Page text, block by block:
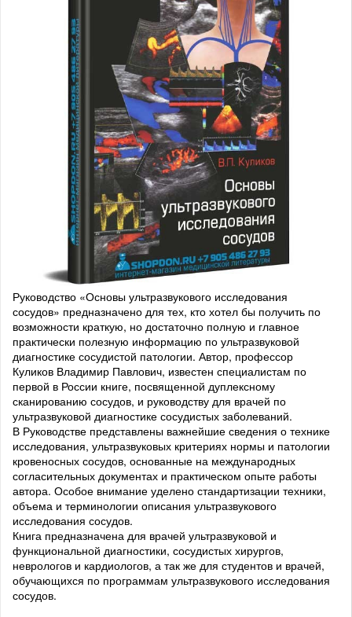
Руководство «Основы ультразвукового исследования
сосудов» предназначено для тех, кто хотел бы получить по
возможности краткую, но достаточно полную и главное
практически полезную информацию по ультразвуковой
диагностике сосудистой патологии. Автор, профессор
Куликов Владимир Павлович, известен специалистам по
первой в России книге, посвященной дуплексному
сканированию сосудов, и руководству для врачей по
ультразвуковой диагностике сосудистых заболеваний.
В Руководстве представлены важнейшие сведения о технике
исследования, ультразвуковых критериях нормы и патологии
кровеносных сосудов, основанные на международных
согласительных документах и практическом опыте работы
автора. Особое внимание уделено стандартизации техники,
объема и терминологии описания ультразвукового
исследования сосудов.
Книга предназначена для врачей ультразвуковой и
функциональной диагностики, сосудистых хирургов,
неврологов и кардиологов, а так же для студентов и врачей,
обучающихся по программам ультразвукового исследования
сосудов.